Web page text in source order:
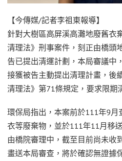
【今傳媒/記者李祖東報導】
針對大樹區高屏溪高灘地廢舊衣
清理法》刑事案件，刻正由橋頭
告已提出清運計劃，本局審議中
接獲被告主動提出清理計畫，後
清理法》第71條規定，要求限期
環保局指出，本案前於111年9月
衣等廢棄物，並於111年11月移
由橋院審理中，截至目前尚未收
畫送本局審查，將於確認無證據